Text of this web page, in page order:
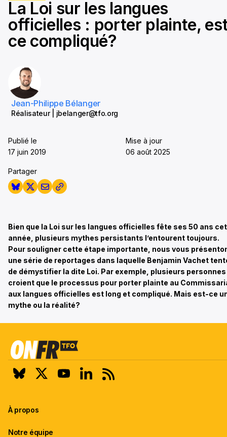
seconds
La Loi sur les langues
officielles : porter plainte,
ce compliqué?
Jean-Philippe Bélanger
Réalisateur | jbelanger@tfo.org
Publié le
17 juin 2019
Mise à jour
06 août 2025
Partager
Bien que la Loi sur les langues officielles fête ses 50 ans
année, plusieurs mythes persistants l’entourent toujours.
Pour souligner cette étape importante, nous vous
une série de reportages dans laquelle Benjamin Vachet
de démystifier la dite Loi. Par exemple, plusieurs personnes
croient que le processus pour porter plainte au
aux langues officielles est long et compliqué. Mais est-ce
mythe ou la réalité?
À propos
Notre équipe